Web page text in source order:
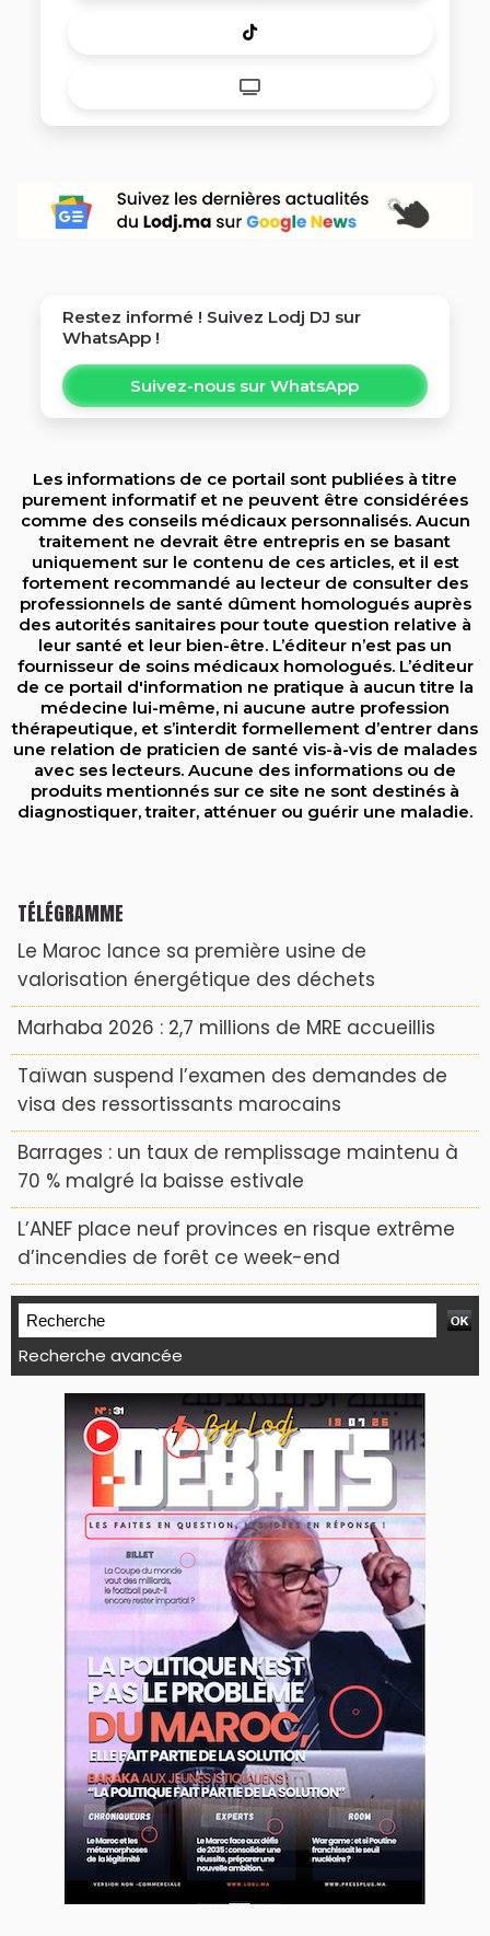
Restez informé ! Suivez Lodj DJ sur
WhatsApp !
Suivez-nous sur WhatsApp
Les informations de ce portail sont publiées à titre
purement informatif et ne peuvent être considérées
comme des conseils médicaux personnalisés. Aucun
traitement ne devrait être entrepris en se basant
uniquement sur le contenu de ces articles, et il est
fortement recommandé au lecteur de consulter des
professionnels de santé dûment homologués auprès
des autorités sanitaires pour toute question relative à
leur santé et leur bien-être. L’éditeur n’est pas un
fournisseur de soins médicaux homologués. L’éditeur
de ce portail d'information ne pratique à aucun titre la
médecine lui-même, ni aucune autre profession
thérapeutique, et s’interdit formellement d’entrer dans
une relation de praticien de santé vis-à-vis de malades
avec ses lecteurs. Aucune des informations ou de
produits mentionnés sur ce site ne sont destinés à
diagnostiquer, traiter, atténuer ou guérir une maladie.
TÉLÉGRAMME
Le Maroc lance sa première usine de
valorisation énergétique des déchets
Marhaba 2026 : 2,7 millions de MRE accueillis
Taïwan suspend l’examen des demandes de
visa des ressortissants marocains
Barrages : un taux de remplissage maintenu à
70 % malgré la baisse estivale
L’ANEF place neuf provinces en risque extrême
d’incendies de forêt ce week-end
Recherche avancée